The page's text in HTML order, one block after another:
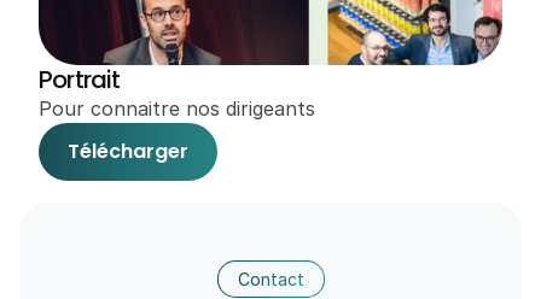
Portrait
Pour connaitre nos dirigeants
Télécharger
Contact